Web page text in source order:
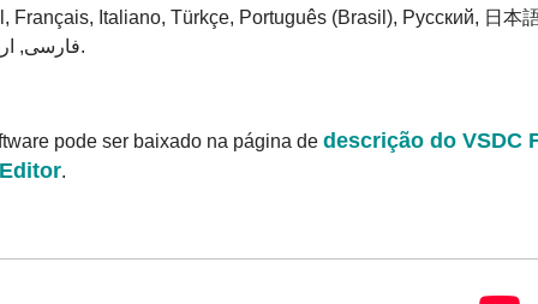
Français, Italiano, Türkçe, Português (Brasil), Русский, 日本
中文, فارسی, اردو.
pode ser baixado na página de descrição do VSDC
.